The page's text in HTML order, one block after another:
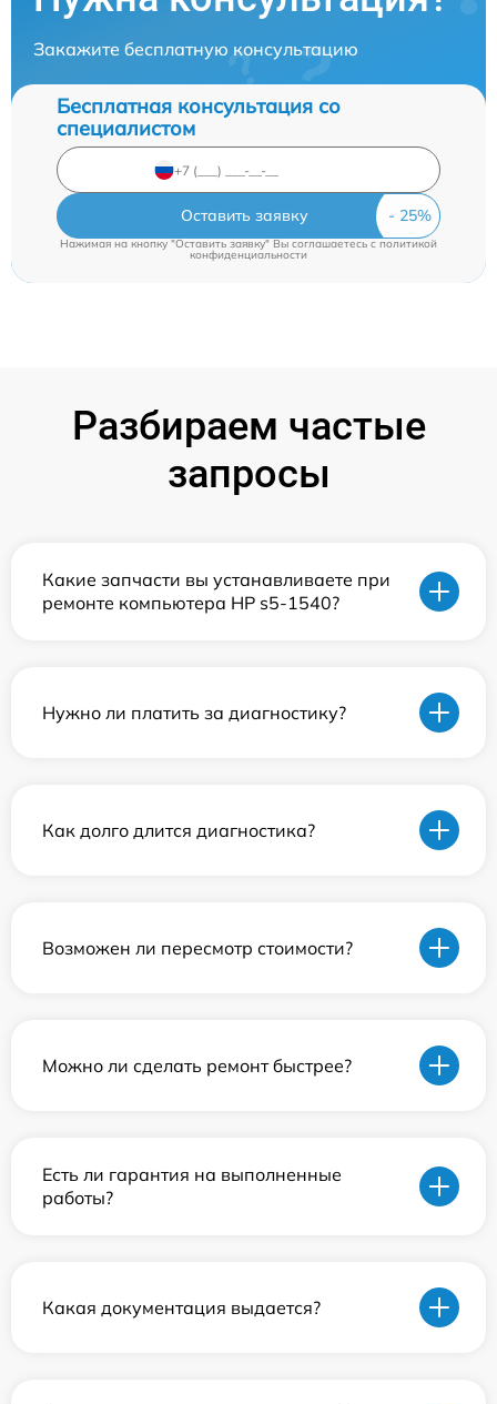
Закажите бесплатную консультацию
Бесплатная консультация со
специалистом
Оставить заявку
Нажимая на кнопку "Оставить заявку" Вы соглашаетесь cполитикой
конфиденциальности
Разбираем частые
запросы
Какие запчасти вы устанавливаете при
ремонте компьютера HP s5-1540?
Нужно ли платить за диагностику?
Как долго длится диагностика?
Возможен ли пересмотр стоимости?
Можно ли сделать ремонт быстрее?
Есть ли гарантия на выполненные
работы?
Какая документация выдается?